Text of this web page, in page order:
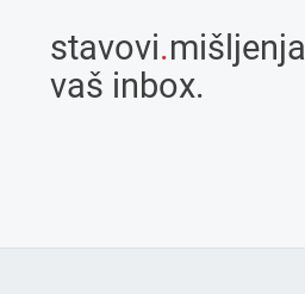
stavovi.mišljenja
vaš inbox.